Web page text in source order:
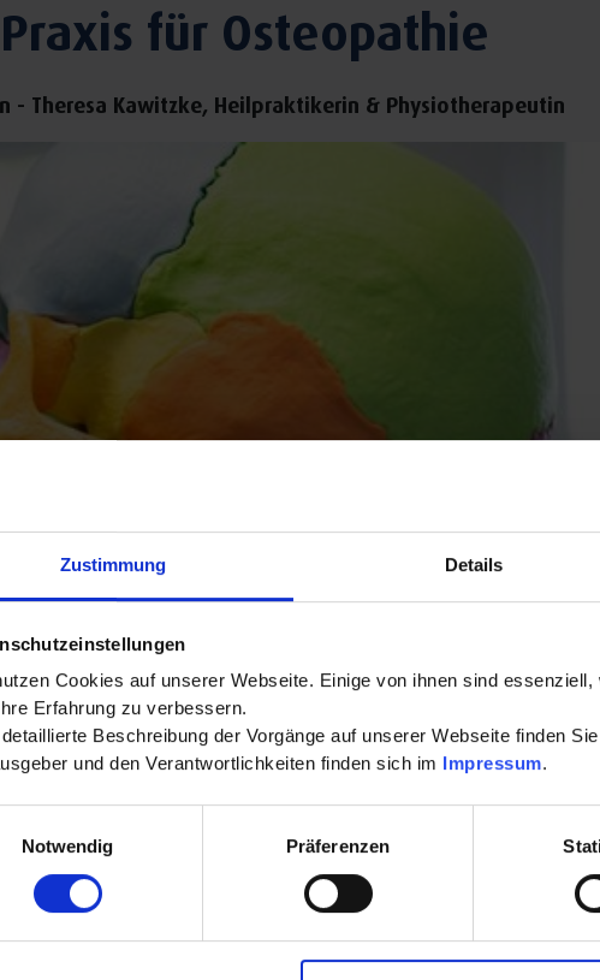
Zustimmung Details
Cookies auf unserer Webseite. Einige von ihnen sind
Erfahrung zu verbessern.
Beschreibung der Vorgänge auf unserer Webseite finden
und den Verantwortlichkeiten finden sich im Impressum.
Notwendig
Präferenzen
Praxis für Osteopathie
- Theresa Kawitzke, Heilpraktikerin & Physiotherapeutin
Orthopädie
Frauengesundheit